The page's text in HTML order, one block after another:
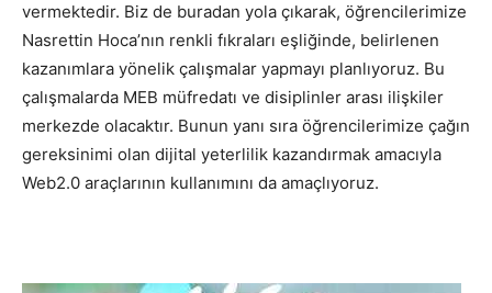
vermektedir. Biz de buradan yola çıkarak, öğrencilerimize
Nasrettin Hoca’nın renkli fıkraları eşliğinde, belirlenen
kazanımlara yönelik çalışmalar yapmayı planlıyoruz. Bu
çalışmalarda MEB müfredatı ve disiplinler arası ilişkiler
merkezde olacaktır. Bunun yanı sıra öğrencilerimize çağın
gereksinimi olan dijital yeterlilik kazandırmak amacıyla
Web2.0 araçlarının kullanımını da amaçlıyoruz.